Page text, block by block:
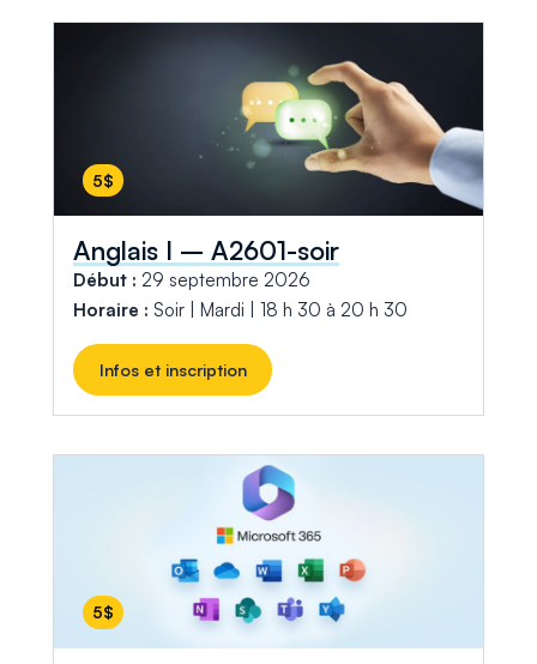
5$
Anglais I – A2601-soir
Début : 29 septembre 2026
Horaire : Soir | Mardi | 18 h 30 à 20 h 30
Infos et inscription
5$